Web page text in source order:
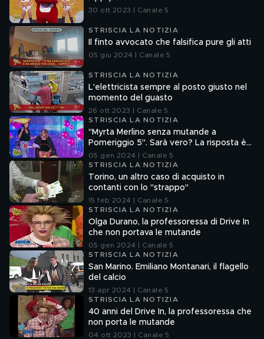
30 ott 2023 | Canale 5
STRISCIA LA NOTIZIA
Il finto avvocato che falsifica pure gli atti
05 giu 2024 | Canale 5
STRISCIA LA NOTIZIA
L'elettricista sempre al posto giusto nel
momento del guasto
26 ott 2023 | Canale 5
STRISCIA LA NOTIZIA
"Myrta Merlino senza mutande a
Pomeriggio 5". Sarà vero? La risposta è
nel fuorionda
05 gen 2024 | Canale 5
STRISCIA LA NOTIZIA
Torino, un altro caso di acquisto in
contanti con lo "strappo"
15 feb 2024 | Canale 5
STRISCIA LA NOTIZIA
Olga Durano, la professoressa di Drive In
che non portava le mutande
05 gen 2024 | Canale 5
STRISCIA LA NOTIZIA
San Marino. Emiliano Montanari, il flagello
del calcio
13 apr 2024 | Canale 5
STRISCIA LA NOTIZIA
40 anni del Drive In, la professoressa che
non porta le mutande
04 ott 2023 | Canale 5